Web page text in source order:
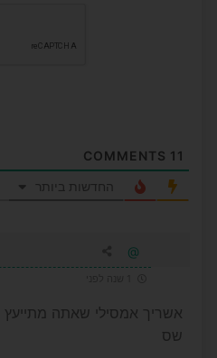
11
החדשות ביותר
@
אשריך אמסילי שאתה מתייעץ
שס